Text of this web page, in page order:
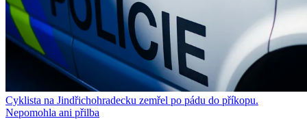
Cyklista na Jindřichohradecku zemřel po pádu do příkopu.
Nepomohla ani přilba